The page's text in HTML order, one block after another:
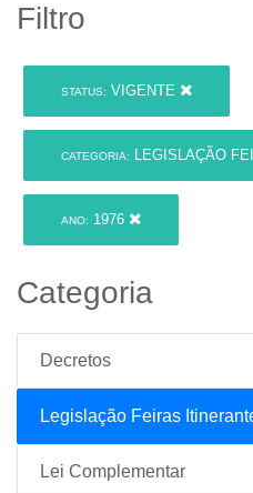
Filtro
STATUS: VIGENTE
CATEGORIA: LEGISLAÇÃO
ANO: 1976
Categoria
Decretos
Legislação Feiras
Lei Complementar